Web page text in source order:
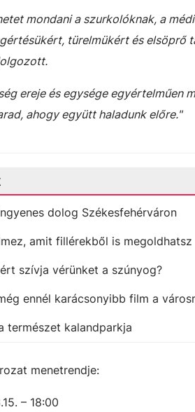
mondani a szurkolóknak, a
türelmükért és elsöprő
ereje és egysége egyértelműen
ahogy együtt haladunk előre."
dolog Székesfehérváron
amit fillérekből is megoldhatsz
szívja vérünket a szúnyog?
ennél karácsonyibb film a
természet kalandparkja
menetrendje:
– 18:00